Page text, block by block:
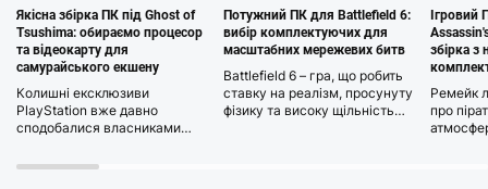
Якісна збірка ПК під Ghost of
Tsushima: обираємо процесор
та відеокарту для
самурайського екшену
Колишні ексклюзиви
PlayStation вже давно
сподобалися власниками
шедевр Ghost of Tsushima від
Потужний ПК для Battlefield 6:
вибір комплектуючих для
масштабних мережевих битв
Battlefield 6 – гра, що робить
ставку на реалізм, просунуту
фізику та високу щільність
збірка з
Ремейк
про